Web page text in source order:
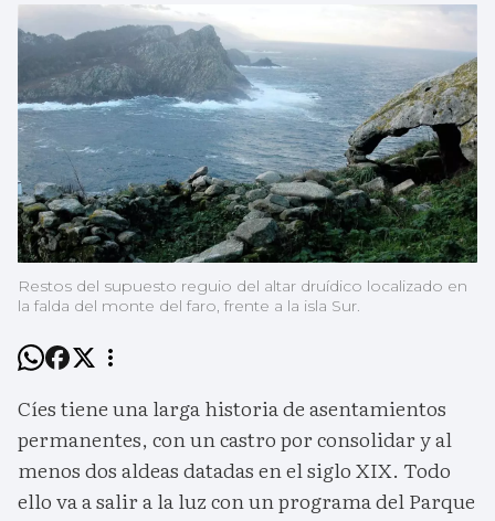
Restos del supuesto reguio del altar druídico localizado en
la falda del monte del faro, frente a la isla Sur.
Cíes tiene una larga historia de asentamientos
permanentes, con un castro por consolidar y al
menos dos aldeas datadas en el siglo XIX. Todo
ello va a salir a la luz con un programa del Parque